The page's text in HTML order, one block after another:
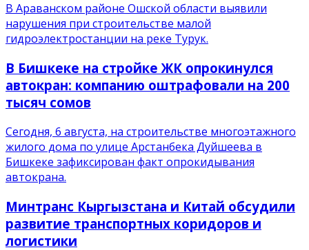
В Араванском районе Ошской области выявили
нарушения при строительстве малой
гидроэлектростанции на реке Турук.
В Бишкеке на стройке ЖК опрокинулся
автокран: компанию оштрафовали на 200
тысяч сомов
Сегодня, 6 августа, на строительстве многоэтажного
жилого дома по улице Арстанбека Дуйшеева в
Бишкеке зафиксирован факт опрокидывания
автокрана.
Минтранс Кыргызстана и Китай обсудили
развитие транспортных коридоров и
логистики